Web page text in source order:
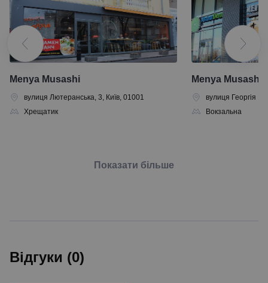
Menya Musashi
вулиця Лютеранська, 3, Київ, 01001
Хрещатик
Menya Musashi
вулиця Георгія
Вокзальна
Показати більше
Відгуки (0)